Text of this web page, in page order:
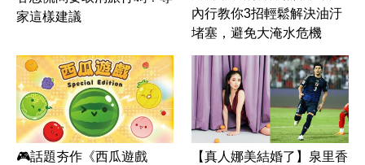
家這樣建議
內行教你3招輕鬆解決油汙
堵塞，避免大淹水危機
🎮話題夯作《西瓜遊戲
【真人娜美結婚了】泉里香